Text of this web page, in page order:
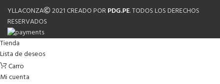
YLLACONZA 2021 CREADO PORPDG.PE. TODOS LOS DERECHOS
RESERVADOS
Tienda
Lista de deseos
Carro
Mi cuenta